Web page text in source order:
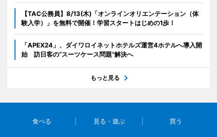
【TAC公務員】8/13(木)「オンラインオリエンテーション（体
験入学）」を無料で開催！学習スタートはじめの1歩！
「APEX24」、ダイワロイネットホテルズ運営4ホテルへ導入開
始 訪日客の“スーツケース問題”解決へ
もっと見る
食べる 見る・遊ぶ 買う